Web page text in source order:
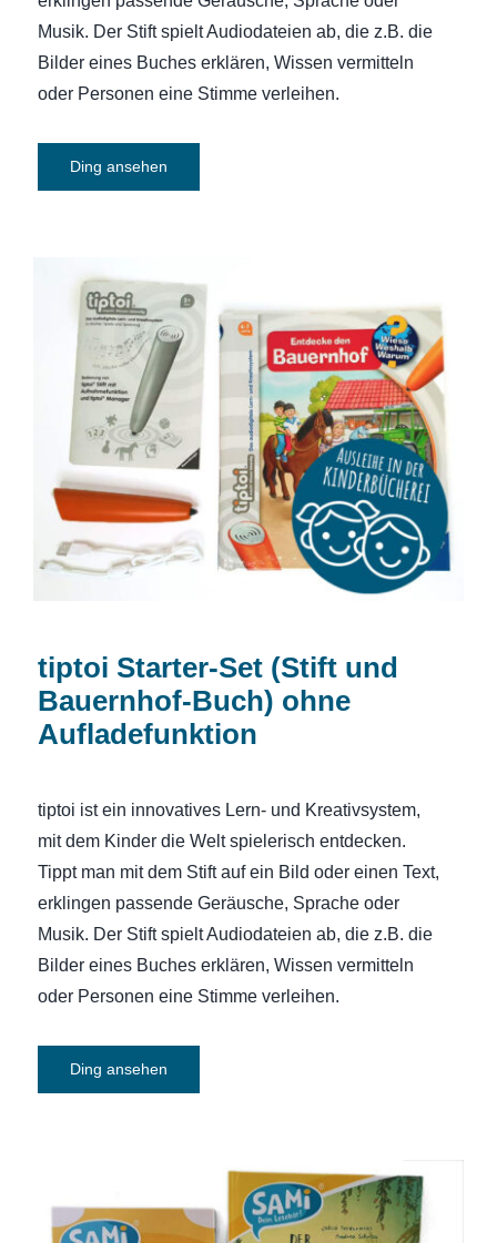
Musik. Der Stift spielt Audiodateien ab, die z.B. die
Bilder eines Buches erklären, Wissen vermitteln
oder Personen eine Stimme verleihen.
Ding ansehen
tiptoi Starter-Set (Stift und Bauernhof-
Buch) ohne Aufladefunktion
tiptoi Starter-Set (Stift und
Bauernhof-Buch) ohne
Aufladefunktion
tiptoi ist ein innovatives Lern- und Kreativsystem,
mit dem Kinder die Welt spielerisch entdecken.
Tippt man mit dem Stift auf ein Bild oder einen Text,
erklingen passende Geräusche, Sprache oder
Musik. Der Stift spielt Audiodateien ab, die z.B. die
Bilder eines Buches erklären, Wissen vermitteln
oder Personen eine Stimme verleihen.
Ding ansehen